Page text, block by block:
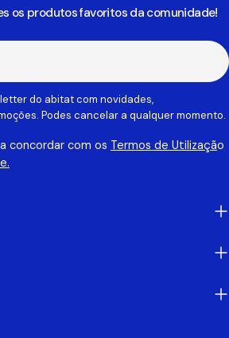
os produtos favoritos da comunidade!
do abitat com novidades,
Podes cancelar a qualquer momento.
concordar com os Termos de Utilização